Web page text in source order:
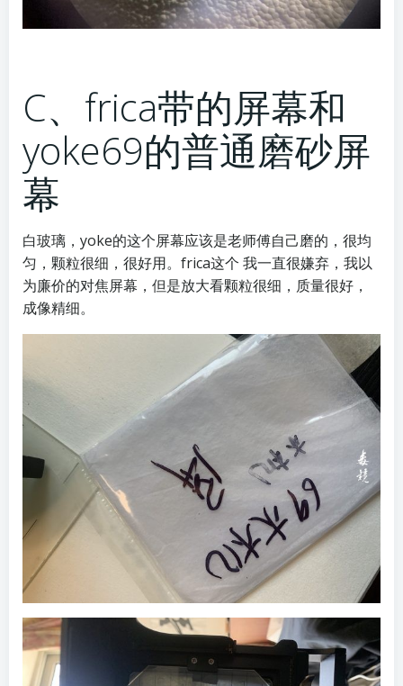
C、frica带的屏幕和
yoke69的普通磨砂屏
幕
白玻璃，yoke的这个屏幕应该是老师傅自己磨的，很均
匀，颗粒很细，很好用。frica这个 我一直很嫌弃，我以
为廉价的对焦屏幕，但是放大看颗粒很细，质量很好，
成像精细。